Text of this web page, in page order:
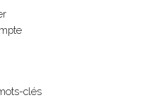
clés